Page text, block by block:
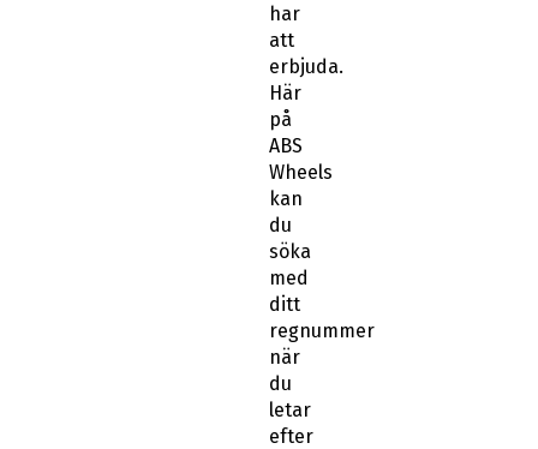
har
att
erbjuda.
Här
på
ABS
Wheels
kan
du
söka
med
ditt
regnummer
när
du
letar
efter